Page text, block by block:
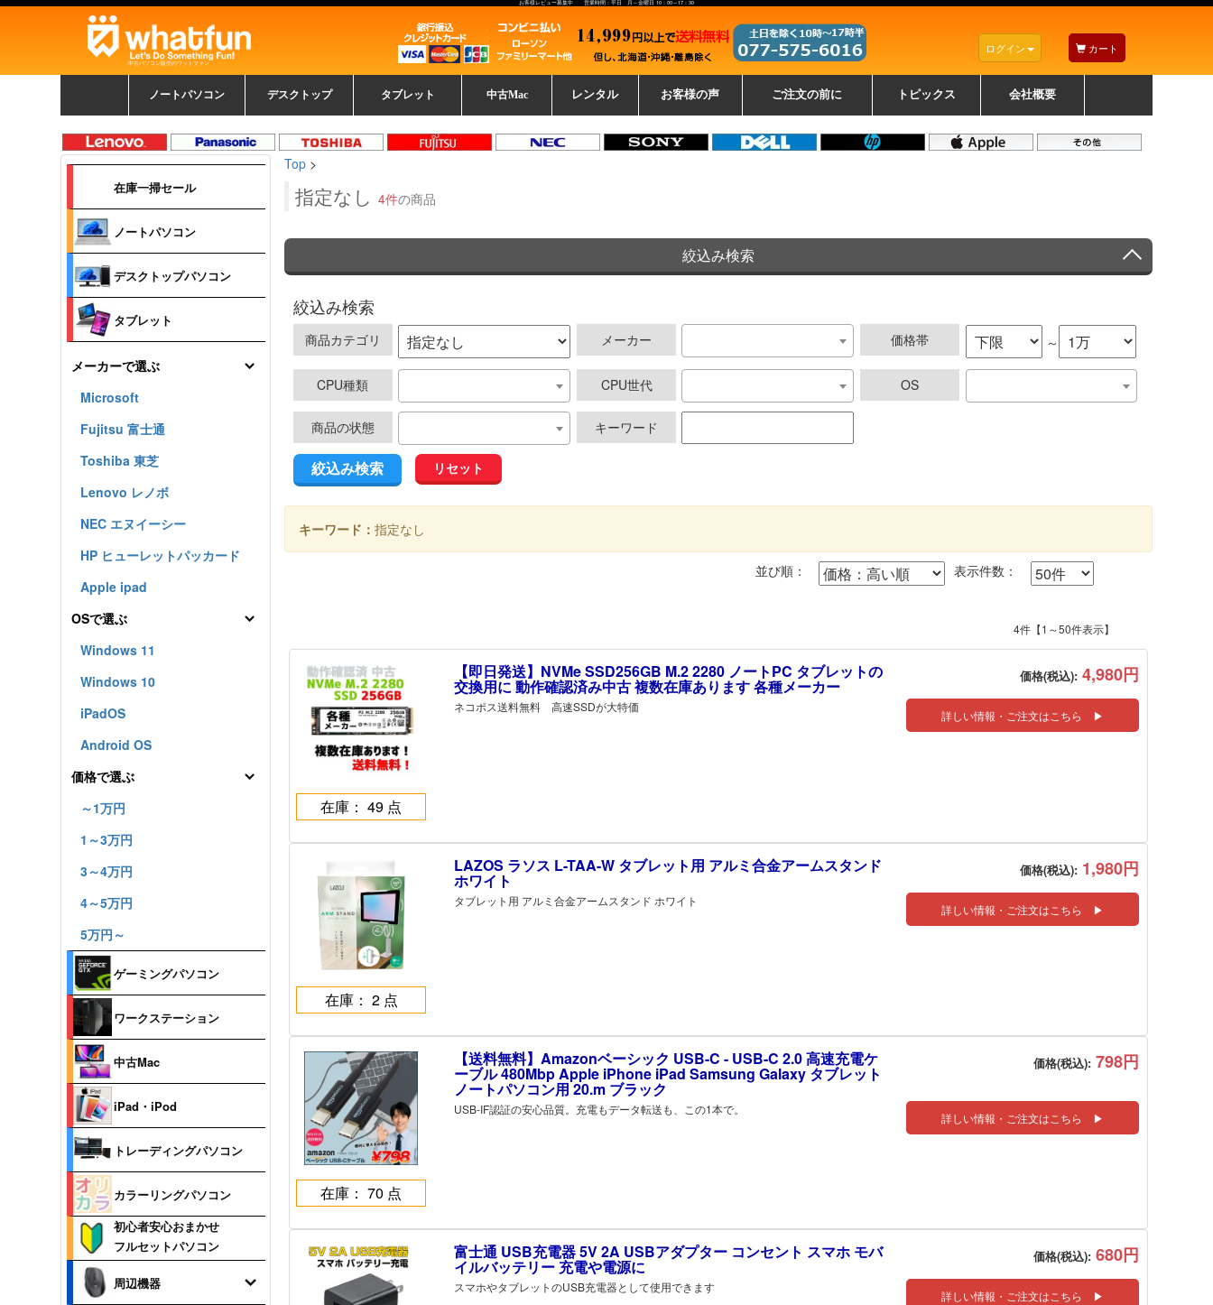
お客様レビュー募集中 営業時間：平日 月～金曜日 10：00～17：30
中古パソコン販売のワットファン
ログイン カート
ノートパソコン
覧
パソコン
ッカード
デスクトップ
中古デスクトップ一覧
新品デスクトップ一
ゲーミングパソコン
トレーディングパソ
ッカード
タブレット 中古Mac レンタル お客様の声 ご注文の前に トピックス 会社概要
Top >
指定なし 4件の商品
絞込み検索
絞込み検索
商品カテゴリ メーカー 価格帯 ～
CPU種類 CPU世代 OS
商品の状態 キーワード
リセット
キーワード： 指定なし
並び順： 表示件数：
4件【1～50件表示】
在庫： 49 点
【即日発送】NVMe SSD256GB M.2 2280 ノートPC タブレットの
交換用に 動作確認済み中古 複数在庫あります 各種メーカー
価格(税込): 4,980円
ネコポス送料無料 高速SSDが大特価
詳しい情報・ご注文はこちら ▶
在庫： 2 点
LAZOS ラソス L-TAA-W タブレット用 アルミ合金アームスタンド
ホワイト
価格(税込): 1,980円
タブレット用 アルミ合金アームスタンド ホワイト
詳しい情報・ご注文はこちら ▶
在庫： 70 点
【送料無料】Amazonベーシック USB-C - USB-C 2.0 高速充電ケ
ーブル 480Mbp Apple iPhone iPad Samsung Galaxy タブレット
ノートパソコン用 20.m ブラック
価格(税込): 798円
USB-IF認証の安心品質。充電もデータ転送も、この1本で。
詳しい情報・ご注文はこちら ▶
富士通 USB充電器 5V 2A USBアダプター コンセント スマホ モバ
イルバッテリー 充電や電源に
価格(税込): 680円
スマホやタブレットのUSB充電器として使用できます
詳しい情報・ご注文はこちら ▶
在庫一掃セール
ノートパソコン
デスクトップパソコン
タブレット
メーカーで選ぶ
Microsoft
Fujitsu 富士通
Toshiba 東芝
Lenovo レノボ
NEC エヌイーシー
HP ヒューレットパッカード
Apple ipad
OSで選ぶ
Windows 11
Windows 10
iPadOS
Android OS
価格で選ぶ
～1万円
1～3万円
3～4万円
4～5万円
5万円～
ゲーミングパソコン
ワークステーション
中古Mac
iPad・iPod
トレーディングパソコン
カラーリングパソコン
初心者安心おまかせ
フルセットパソコン
周辺機器